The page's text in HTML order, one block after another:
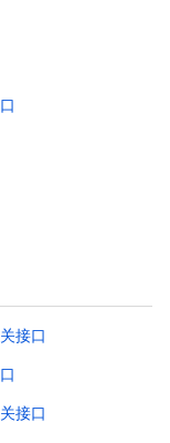
接口
接口